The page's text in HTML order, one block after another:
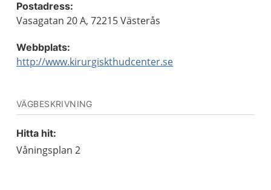
Postadress:
Vasagatan 20 A, 72215 Västerås
Webbplats:
http://www.kirurgiskthudcenter.se
VÄGBESKRIVNING
Hitta hit:
Våningsplan 2